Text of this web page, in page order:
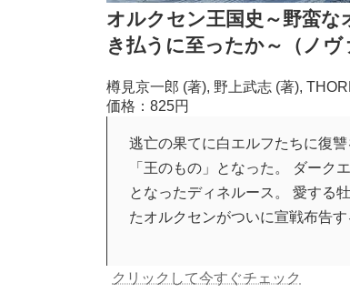
オルクセン王国史～野蛮
き払うに至ったか～（ノヴ
樽見京一郎 (著), 野上武志 (著),
価格：825円
逃亡の果てに白エルフたちに復
「王のもの」となった。 ダーク
となったディネルース。 愛する
たオルクセンがついに宣戦布告
クリックして今すぐチェック